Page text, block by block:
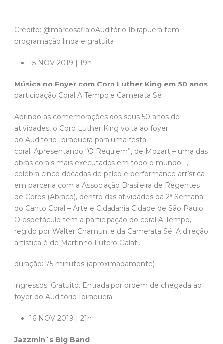
Crédito: @marcosaflaloAuditório Ibirapuera tem
programação linda e gratuita
15 NOV 2019 | 19h
Música no Foyer com Coro Luther King em 50 anos
participação Coral A Tempo e Camerata Sé
Abrindo as comemorações dos seus 50 anos de
atividades, o Coro Luther King volta ao foyer
do Auditório Ibirapuera para uma festa
coral. Apresentando “O Requiem”, de Mozart – uma das
obras corais mais executados em todo o mundo –,
celebra cinco décadas de palco e performance artística
em parceria com a Associação Brasileira de Regentes
de Coros (Abraco), dentro das atividades da 2ª Semana
do Canto Coral – Arte e Cidadania Cidade de São Paulo.
O espetáculo tem a participação do coral A Tempo,
regido por Walter Chamun, e da Camerata Sé. A direção
artística é de Martinho Lutero Galati.
duração: 75 minutos (aproximadamente)
ingressos: Gratuito. Entrada por ordem de chegada ao
foyer do Auditório Ibirapuera
16 NOV 2019 | 21h
Jazzmin´s Big Band